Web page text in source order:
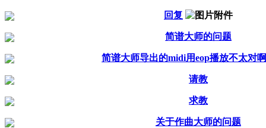
回复
简谱大师的问题
简谱大师导出的midi用eop播放不太对
请教
求教
关于作曲大师的问题